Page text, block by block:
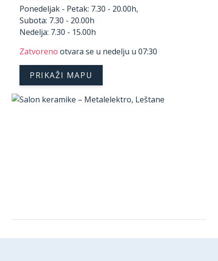
Ponedeljak - Petak: 7.30 - 20.00h,
Subota: 7.30 - 20.00h
Nedelja: 7.30 - 15.00h
Zatvoreno otvara se u nedelju u 07:30
PRIKAŽI MAPU